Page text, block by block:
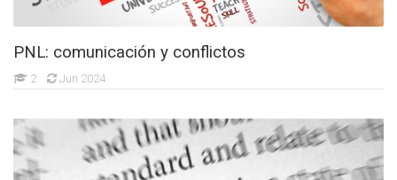
PNL: comunicación y conflictos
2 Jun 2024